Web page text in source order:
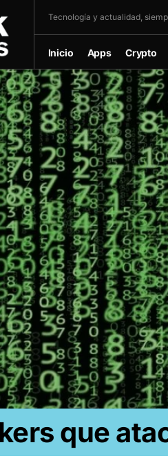
Tecnología y actualidad,
Inicio Apps Crypto
que